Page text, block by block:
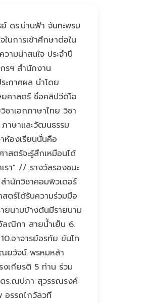
ดร.น่านฟ้า จันทะพรม
นการเข้าศึกษาต่อใน
ามน่าสนใจ ประจำปี
รฯ สำนักงาน
ะกาศผล นำโดย
ศาสตร์ ชื่อคลิปวีดีโอ
ชาเอกภาษาไทย วิชา
าษาและวัฒนธรรม
ห้องเรียนนั่นคือ
สตร์จะรู้สึกเหมือนได้
รา" // รางวัลรองชนะ
ำนักวิชาคอมพิวเตอร์
ตร์ได้รับความร่วมมือ
ยนามข้างต้นมีรายนาม
ลณิกา สายน้ำเย็น 6.
อาจารย์อรทัย ขันโท
ณยวัจน์ พรหมหล้า
เกียรติ 5 ท่าน ร่วม
ดร.ณปภา สุวรรณรงค์
อรรถไกวัลวที